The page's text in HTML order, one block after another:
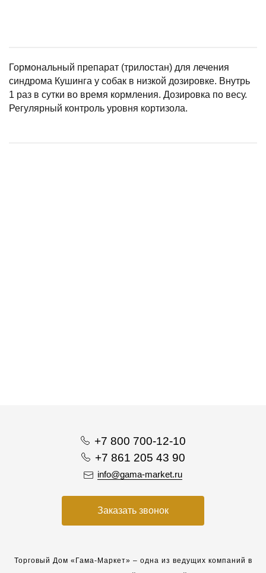
Гормональный препарат (трилостан) для лечения
синдрома Кушинга у собак в низкой дозировке. Внутрь
1 раз в сутки во время кормления. Дозировка по весу.
Регулярный контроль уровня кортизола.
+7 800 700-12-10
+7 861 205 43 90
info@gama-market.ru
Заказать звонок
Торговый Дом «Гама-Маркет» – одна из ведущих компаний в